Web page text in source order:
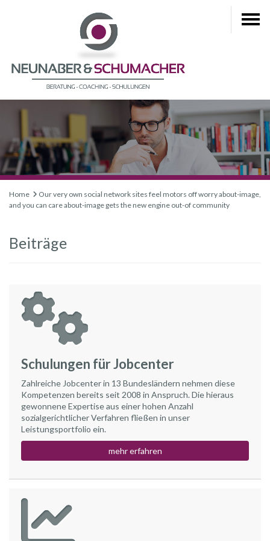
Home
Our very own social network sites feel motors off worry about-image,
and you can care about-image gets the new engine out-of community
Beiträge
Schulungen für Jobcenter
Zahlreiche Jobcenter in 13 Bundesländern nehmen diese
Kompetenzen bereits seit 2008 in Anspruch. Die hieraus
gewonnene Expertise aus einer hohen Anzahl
sozialgerichtlicher Verfahren fließen in unser
Leistungsportfolio ein.
mehr erfahren